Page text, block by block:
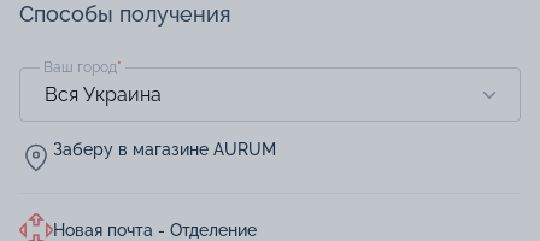
Способы получения
Ваш город*
Заберу в магазине AURUM
Новая почта - Отделение